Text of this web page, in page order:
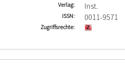
Verlag Inst.
ISSN 0011-9571
Zugriffsrechte